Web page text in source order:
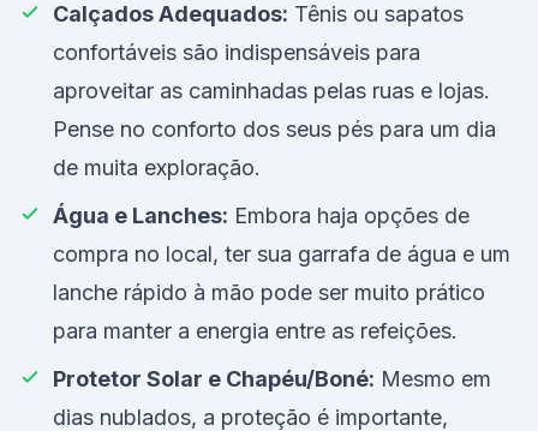
Calçados Adequados: Tênis ou sapatos
confortáveis são indispensáveis para
aproveitar as caminhadas pelas ruas e lojas.
Pense no conforto dos seus pés para um dia
de muita exploração.
Água e Lanches: Embora haja opções de
compra no local, ter sua garrafa de água e um
lanche rápido à mão pode ser muito prático
para manter a energia entre as refeições.
Protetor Solar e Chapéu/Boné: Mesmo em
dias nublados, a proteção é importante,